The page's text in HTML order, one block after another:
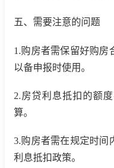
五、需要注意的问题
1.购房者需保留好购房
以备申报时使用。
2.房贷利息抵扣的额
算。
3.购房者需在规定时间
利息抵扣政策。